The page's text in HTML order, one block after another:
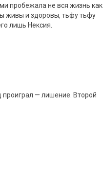
пробежала не вся жизнь как
живы и здоровы, тьфу тьфу
лишь Нексия.
проиграл — лишение. Второй